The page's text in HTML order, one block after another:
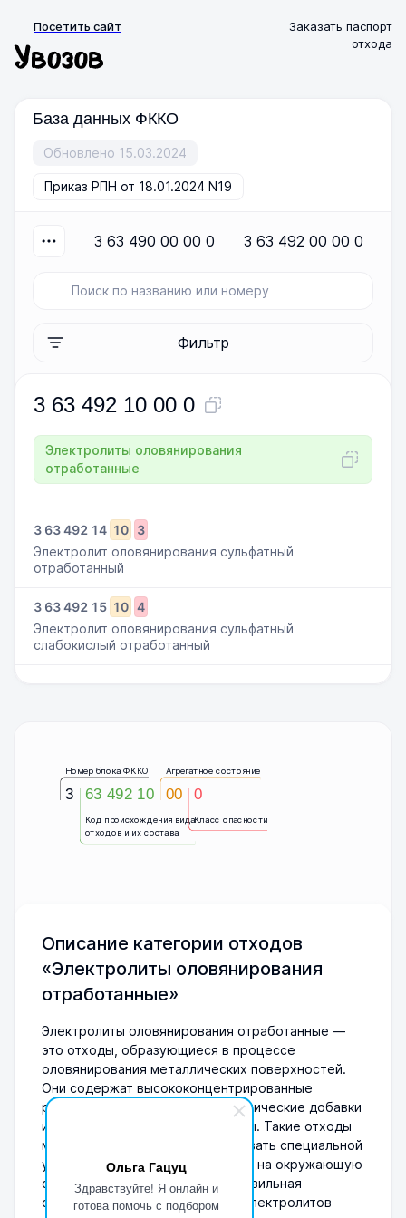
Ольга Гацуц
Здравствуйте! Я онлайн и
готова помочь с подбором
Посетить сайт
Заказать паспорт
отхода
База данных ФККО
Обновлено 15.03.2024
Приказ РПН от 18.01.2024 N19
3 63 490 00 00 0 3 63 492 00 00 0
Фильтр
3 63 492 10 00 0
Электролиты оловянирования
отработанные
3 63492 14 10 3
Электролит оловянирования сульфатный
отработанный
3 63492 15 10 4
Электролит оловянирования сульфатный
слабокислый отработанный
3
Номер блока ФККО
Код происхождения вида
отходов и их состава
63 492 10
Агрегатное состояние
00
Класс опасности
0
Описание категории отходов
«Электролиты оловянирования
отработанные»
Электролиты оловянирования отработанные —
это отходы, образующиеся в процессе
оловянирования металлических поверхностей.
Они содержат высококонцентрированные
растворенные соли олова, органические добавки
и другие химические компоненты. Такие отходы
могут быть токсичными и требовать специальной
утилизации из-за их воздействия на окружающую
среду и здоровье человека. Правильная
обработка и переработка этих электролитов